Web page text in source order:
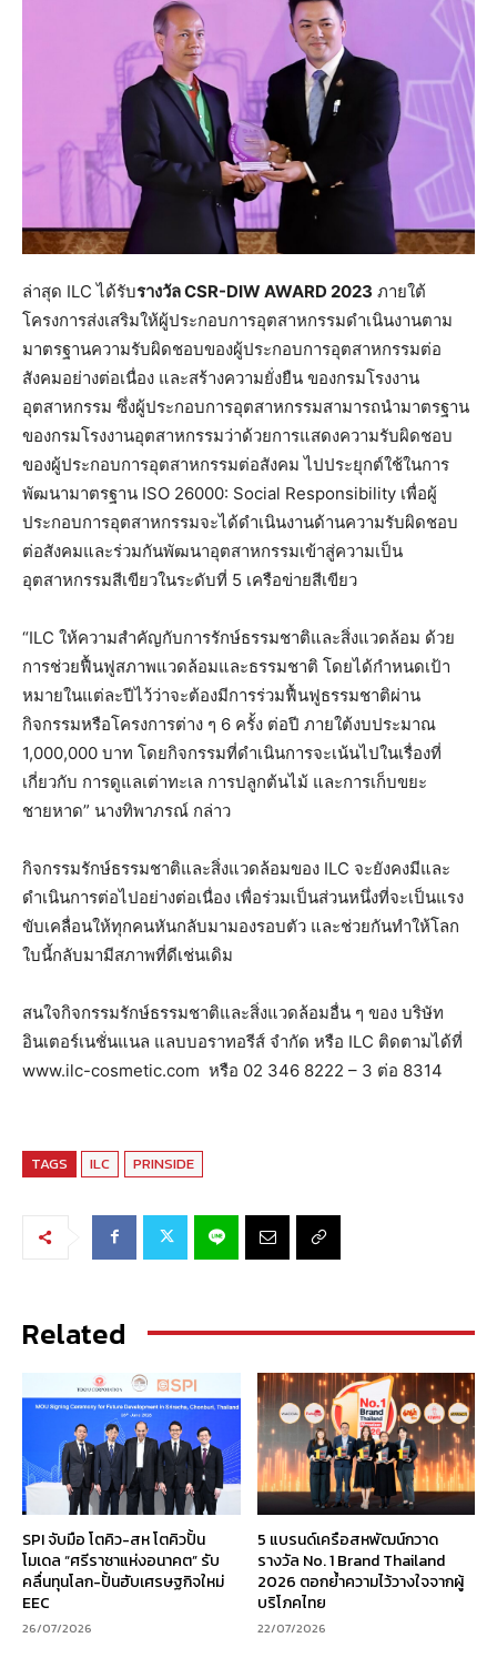
ล่าสุด ILC ได้รับรางวัลCSR-DIW AWARD 2023 ภายใต้
โครงการส่งเสริมให้ผู้ประกอบการอุตสาหกรรมดำเนินงานตาม
มาตรฐานความรับผิดชอบของผู้ประกอบการอุตสาหกรรมต่อ
สังคมอย่างต่อเนื่อง และสร้างความยั่งยืน ของกรมโรงงาน
อุตสาหกรรม ซึ่งผู้ประกอบการอุตสาหกรรมสามารถนำมาตรฐาน
ของกรมโรงงานอุตสาหกรรมว่าด้วยการแสดงความรับผิดชอบ
ของผู้ประกอบการอุตสาหกรรมต่อสังคม ไปประยุกต์ใช้ในการ
พัฒนามาตรฐาน ISO 26000: Social Responsibility เพื่อผู้
ประกอบการอุตสาหกรรมจะได้ดำเนินงานด้านความรับผิดชอบ
ต่อสังคมและร่วมกันพัฒนาอุตสาหกรรมเข้าสู่ความเป็น
อุตสาหกรรมสีเขียวในระดับที่ 5 เครือข่ายสีเขียว
“ILC ให้ความสำคัญกับการรักษ์ธรรมชาติและสิ่งแวดล้อม ด้วย
การช่วยฟื้นฟูสภาพแวดล้อมและธรรมชาติ โดยได้กำหนดเป้า
หมายในแต่ละปีไว้ว่าจะต้องมีการร่วมฟื้นฟูธรรมชาติผ่าน
กิจกรรมหรือโครงการต่าง ๆ 6 ครั้ง ต่อปี ภายใต้งบประมาณ
1,000,000 บาท โดยกิจกรรมที่ดำเนินการจะเน้นไปในเรื่องที่
เกี่ยวกับ การดูแลเต่าทะเล การปลูกต้นไม้ และการเก็บขยะ
ชายหาด” นางทิพาภรณ์ กล่าว
กิจกรรมรักษ์ธรรมชาติและสิ่งแวดล้อมของ ILC จะยังคงมีและ
ดำเนินการต่อไปอย่างต่อเนื่อง เพื่อร่วมเป็นส่วนหนึ่งที่จะเป็นแรง
ขับเคลื่อนให้ทุกคนหันกลับมามองรอบตัว และช่วยกันทำให้โลก
ใบนี้กลับมามีสภาพที่ดีเช่นเดิม
สนใจกิจกรรมรักษ์ธรรมชาติและสิ่งแวดล้อมอื่น ๆ ของ บริษัท
อินเตอร์เนชั่นแนล แลบบอราทอรีส์ จำกัด หรือ ILC ติดตามได้ที่
www.ilc-cosmetic.com หรือ 02 346 8222 – 3 ต่อ 8314
TAGS ILC PRINSIDE
Related
SPI จับมือ โตคิว-สห โตคิวปั้น
โมเดล “ศรีราชาแห่งอนาคต” รับ
คลื่นทุนโลก-ปั้นฮับเศรษฐกิจใหม่
EEC
26/07/2026
5 แบรนด์เครือสหพัฒน์กวาด
รางวัล No. 1 Brand Thailand
2026 ตอกย้ำความไว้วางใจจากผู้
บริโภคไทย
22/07/2026